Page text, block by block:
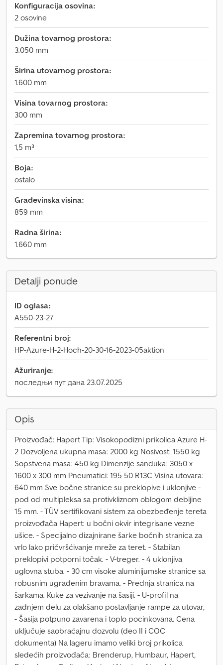
Konfiguracija osovina:
2 osovine
Dužina tovarnog prostora:
3.050 mm
Širina utovarnog prostora:
1.600 mm
Visina tovarnog prostora:
300 mm
Zapremina tovarnog prostora:
1,5 m³
Boja:
ostalo
Građevinska visina:
859 mm
Radna širina:
1.660 mm
Detalji ponude
ID oglasa:
A550-23-27
Referentni broj:
HP-Azure-H-2-Hoch-20-30-16-2023-05aktion
Ažuriranje:
последњи пут дана 23.07.2025
Opis
Proizvođač: Hapert Tip: Visokopodizni prikolica Azure H-
2 Dozvoljena ukupna masa: 2000 kg Nosivost: 1550 kg
Sopstvena masa: 450 kg Dimenzije sanduka: 3050 x
1600 x 300 mm Pneumatici: 195 50 R13C Visina utovara:
640 mm Sve bočne stranice su preklopive i uklonjive -
pod od multipleksa sa protivkliznom oblogom debljine
15 mm. - TÜV sertifikovani sistem za obezbeđenje tereta
proizvođača Hapert: u bočni okvir integrisane vezne
ušice. - Specijalno dizajnirane šarke bočnih stranica za
vrlo lako pričvršćivanje mreže za teret. - Stabilan
preklopivi potporni točak. - V-treger. - 4 uklonjiva
uglovna stuba. - 30 cm visoke aluminijumske stranice sa
robusnim ugrađenim bravama. - Prednja stranica na
šarkama. Kuke za vezivanje na šasiji. - U-profil na
zadnjem delu za olakšano postavljanje rampe za utovar,
- Šasija potpuno zavarena i toplo pocinkovana. Cena
uključuje saobraćajnu dozvolu (deo II i COC
dokumenta) Na lageru imamo veliki broj prikolica
sledećih proizvođača: Brenderup, Humbaur, Hapert,